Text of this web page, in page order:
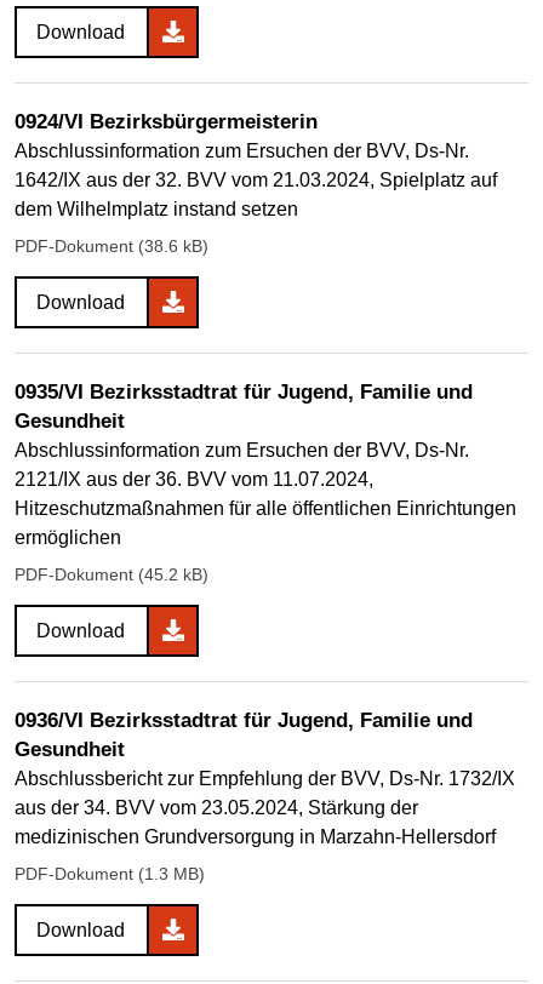
Download
0924/VI Bezirksbürgermeisterin
Abschlussinformation zum Ersuchen der BVV, Ds-Nr.
1642/IX aus der 32. BVV vom 21.03.2024, Spielplatz auf
dem Wilhelmplatz instand setzen
PDF-Dokument (38.6 kB)
Download
0935/VI Bezirksstadtrat für Jugend, Familie und
Gesundheit
Abschlussinformation zum Ersuchen der BVV, Ds-Nr.
2121/IX aus der 36. BVV vom 11.07.2024,
Hitzeschutzmaßnahmen für alle öffentlichen Einrichtungen
ermöglichen
PDF-Dokument (45.2 kB)
Download
0936/VI Bezirksstadtrat für Jugend, Familie und
Gesundheit
Abschlussbericht zur Empfehlung der BVV, Ds-Nr. 1732/IX
aus der 34. BVV vom 23.05.2024, Stärkung der
medizinischen Grundversorgung in Marzahn-Hellersdorf
PDF-Dokument (1.3 MB)
Download